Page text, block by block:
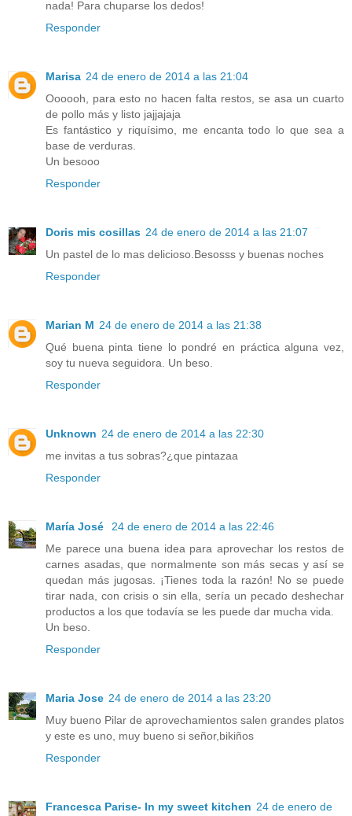
nada! Para chuparse los dedos!
Responder
Marisa 24 de enero de 2014 a las 21:04
Oooooh, para esto no hacen falta restos, se asa un cuarto
de pollo más y listo jajjajaja
Es fantástico y riquísimo, me encanta todo lo que sea a
base de verduras.
Un besooo
Responder
Doris mis cosillas 24 de enero de 2014 a las 21:07
Un pastel de lo mas delicioso.Besosss y buenas noches
Responder
Marian M 24 de enero de 2014 a las 21:38
Qué buena pinta tiene lo pondré en práctica alguna vez,
soy tu nueva seguidora. Un beso.
Responder
Unknown 24 de enero de 2014 a las 22:30
me invitas a tus sobras?¿que pintazaa
Responder
María José
24 de enero de 2014 a las 22:46
Me parece una buena idea para aprovechar los restos de
carnes asadas, que normalmente son más secas y así se
quedan más jugosas. ¡Tienes toda la razón! No se puede
tirar nada, con crisis o sin ella, sería un pecado deshechar
productos a los que todavía se les puede dar mucha vida.
Un beso.
Responder
Maria Jose 24 de enero de 2014 a las 23:20
Muy bueno Pilar de aprovechamientos salen grandes platos
y este es uno, muy bueno si señor,bikiños
Responder
Francesca Parise- In my sweet kitchen 24 de enero de